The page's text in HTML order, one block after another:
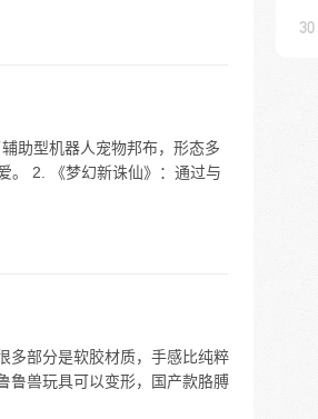
助型机器人宠物邦布，形态多
。 2. 《梦幻新诛仙》：通过与
多部分是软胶材质，手感比纯粹
鲁兽玩具可以变形，国产款胳膊
30